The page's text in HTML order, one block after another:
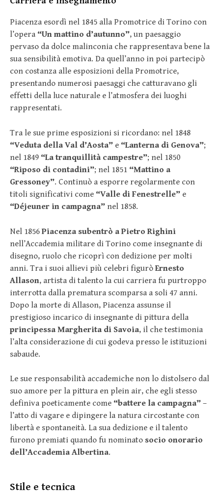
Piacenza esordì nel 1845 alla Promotrice di Torino con
l’opera “Un mattino d’autunno”, un paesaggio
pervaso da dolce malinconia che rappresentava bene la
sua sensibilità emotiva. Da quell’anno in poi partecipò
con costanza alle esposizioni della Promotrice,
presentando numerosi paesaggi che catturavano gli
effetti della luce naturale e l’atmosfera dei luoghi
rappresentati.
Tra le sue prime esposizioni si ricordano: nel 1848
“Veduta della Val d’Aosta” e “Lanterna di Genova”;
nel 1849 “La tranquillità campestre”; nel 1850
“Riposo di contadini”; nel 1851 “Mattino a
Gressoney”. Continuò a esporre regolarmente con
titoli significativi come “Valle di Fenestrelle” e
“Déjeuner in campagna” nel 1858.
Nel 1856 Piacenza subentrò a Pietro Righini
nell’Accademia militare di Torino come insegnante di
disegno, ruolo che ricoprì con dedizione per molti
anni. Tra i suoi allievi più celebri figurò Ernesto
Allason, artista di talento la cui carriera fu purtroppo
interrotta dalla prematura scomparsa a soli 47 anni.
Dopo la morte di Allason, Piacenza assunse il
prestigioso incarico di insegnante di pittura della
principessa Margherita di Savoia, il che testimonia
l’alta considerazione di cui godeva presso le istituzioni
sabaude.
Le sue responsabilità accademiche non lo distolsero dal
suo amore per la pittura en plein air, che egli stesso
definiva poeticamente come “battere la campagna” –
l’atto di vagare e dipingere la natura circostante con
libertà e spontaneità. La sua dedizione e il talento
furono premiati quando fu nominato socio onorario
dell’Accademia Albertina.
Stile e tecnica